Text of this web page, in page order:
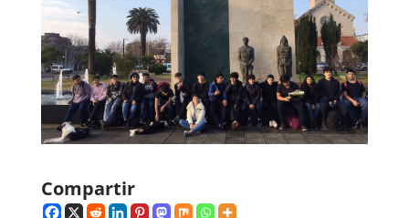
Compartir